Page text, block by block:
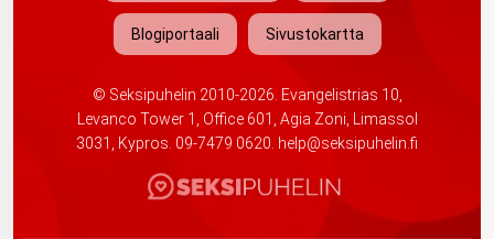
Blogiportaali Sivustokartta
© Seksipuhelin 2010-2026. Evangelistrias 10,
Levanco Tower 1, Office 601, Agia Zoni, Limassol
3031, Kypros. 09-7479 0620. help@seksipuhelin.fi